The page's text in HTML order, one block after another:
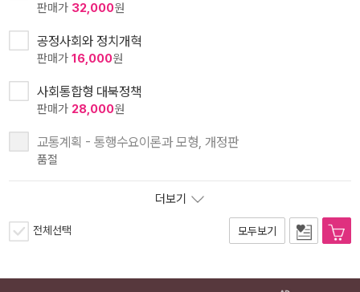
판매가 32,000원
공정사회와 정치개혁
판매가 16,000원
사회통합형 대북정책
판매가 28,000원
교통계획 - 통행수요이론과 모형, 개정판
품절
더보기
전체선택 모두보기